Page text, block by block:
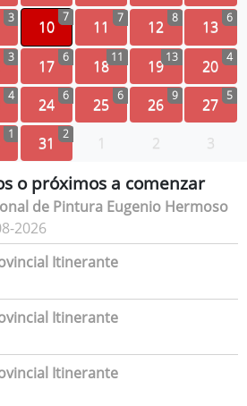
3 10
7
11 7 12 8 13 6
3 17 6 1811 1913 20 4
4 24 6 25 6 26 9 27 5
1 31 2 1 2 3
o próximos a comenzar
de Pintura Eugenio Hermoso
2026
Itinerante
Itinerante
Itinerante